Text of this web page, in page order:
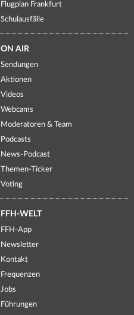
Flugplan Frankfurt
Schulausfälle
ON AIR
Sendungen
Aktionen
Videos
Webcams
Moderatoren & Team
Podcasts
News-Podcast
Themen-Ticker
Voting
FFH-WELT
FFH-App
Newsletter
Kontakt
Frequenzen
Jobs
Führungen